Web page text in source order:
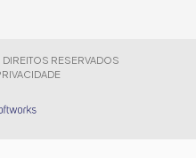
RESERVADOS